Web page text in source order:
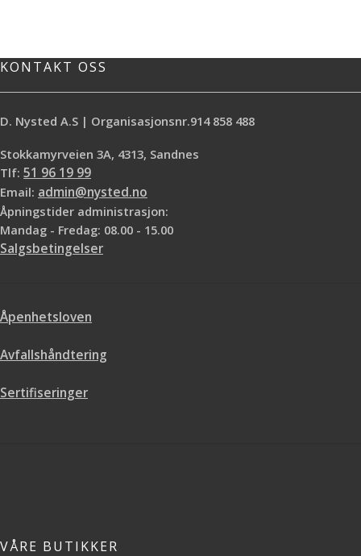
KONTAKT OSS
D. Nysted A.S | Organisasjonsnr.914 858 488
Stokkamyrveien 3A, 4313, Sandnes
Tlf: 51 96 19 99
Email: admin@nysted.no
Åpningstider administrasjon:
Mandag - Fredag: 08.00 - 15.00
Salgsbetingelser
Åpenhetsloven
Avfallshåndtering
Sertifiseringer
VÅRE BUTIKKER